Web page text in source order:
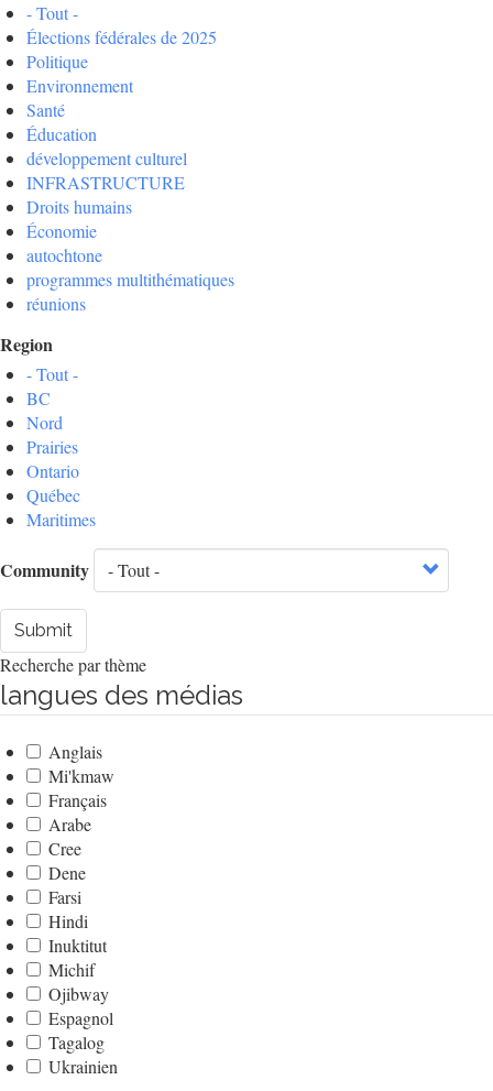
- Tout -
Élections fédérales de 2025
Politique
Environnement
Santé
Éducation
développement culturel
INFRASTRUCTURE
Droits humains
Économie
autochtone
programmes multithématiques
réunions
Region
- Tout -
BC
Nord
Prairies
Ontario
Québec
Maritimes
Community
Submit
Recherche par thème
langues des médias
Anglais
Mi'kmaw
Français
Arabe
Cree
Dene
Farsi
Hindi
Inuktitut
Michif
Ojibway
Espagnol
Tagalog
Ukrainien